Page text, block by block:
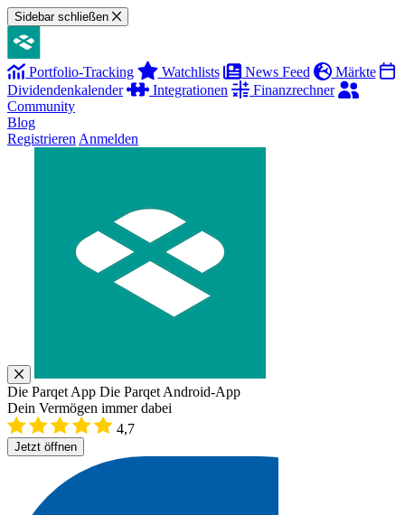
Sidebar schließen
Portfolio-Tracking Watchlists News Feed
Märkte
Dividendenkalender
Integrationen
Finanzrechner
Community
Blog
Registrieren Anmelden
Die Parqet App Die Parqet Android-App
Dein Vermögen immer dabei
4,7
Jetzt öffnen